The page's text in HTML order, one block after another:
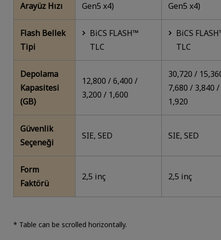
Arayüz Hızı
Gen5 x4)
Gen5 x4)
Flash Bellek
Tipi
BiCS FLASH™
TLC
BiCS
TLC
Depolama
Kapasitesi
(GB)
12,800 / 6,400 /
3,200 / 1,600
30,720 /
7,680 / 3,840 /
1,920
Güvenlik
Seçeneği
SIE, SED SIE, SED
Form
Faktörü
2,5 inç 2,5 inç
* Table can be scrolled horizontally.